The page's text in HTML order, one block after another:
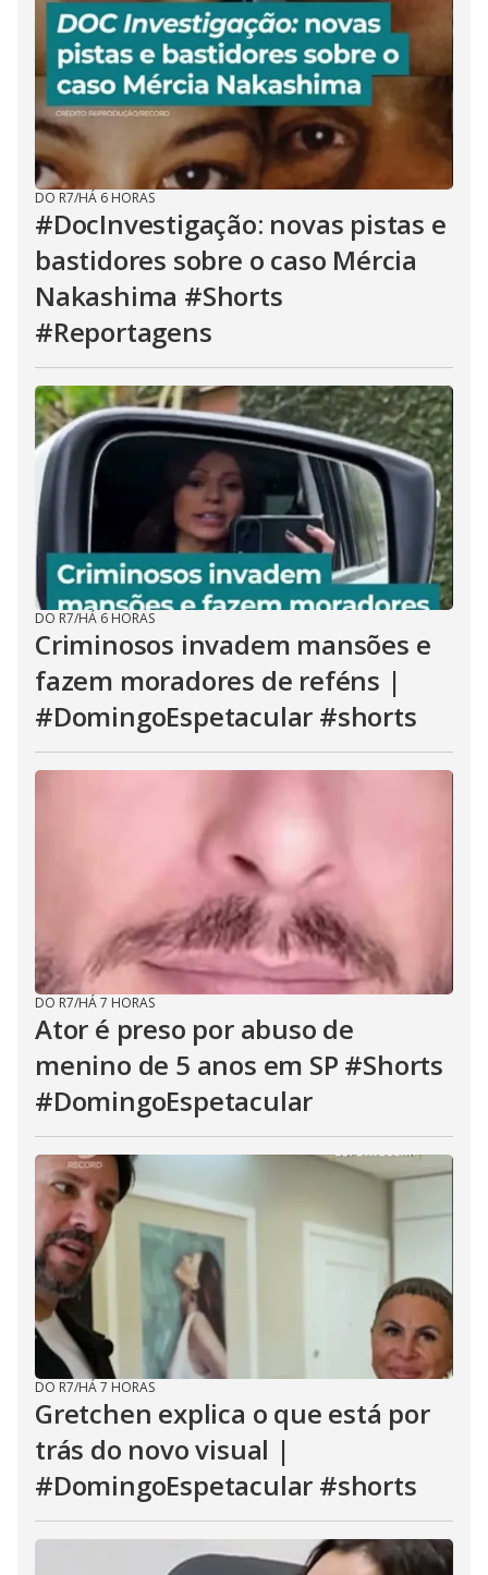
DO R7/HÁ 6 HORAS
#DocInvestigação: novas pistas e
bastidores sobre o caso Mércia
Nakashima #Shorts
#Reportagens
DO R7/HÁ 6 HORAS
Criminosos invadem mansões e
fazem moradores de reféns |
#DomingoEspetacular #shorts
DO R7/HÁ 7 HORAS
Ator é preso por abuso de
menino de 5 anos em SP #Shorts
#DomingoEspetacular
DO R7/HÁ 7 HORAS
Gretchen explica o que está por
trás do novo visual |
#DomingoEspetacular #shorts